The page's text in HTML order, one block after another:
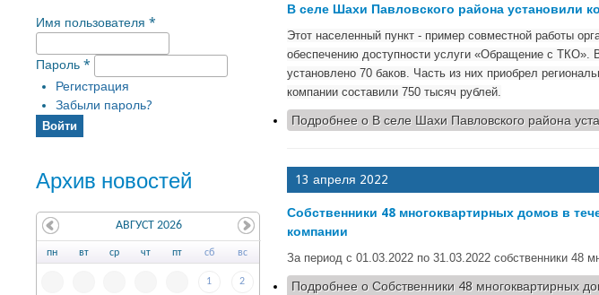
Имя пользователя *
Пароль *
Регистрация
Забыли пароль?
Архив новостей
пн вт ср чт пт сб вс
1 2
АВГУСТ 2026
В селе Шахи Павловского района установили
Этот населенный пункт - пример совместной работы
обеспечению доступности услуги «Обращение с ТКО».
установлено 70 баков. Часть из них приобрел
компании составили 750 тысяч рублей.
Подробнее о В селе Шахи Павловского района
13 апреля 2022
Собственники 48 многоквартирных домов в
компании
За период с 01.03.2022 по 31.03.2022 собственники
Подробнее о Собственники 48 многоквартирных